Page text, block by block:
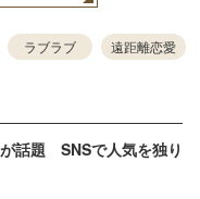
ラブラブ 遠距離恋愛
話題 SNSで人気を独り